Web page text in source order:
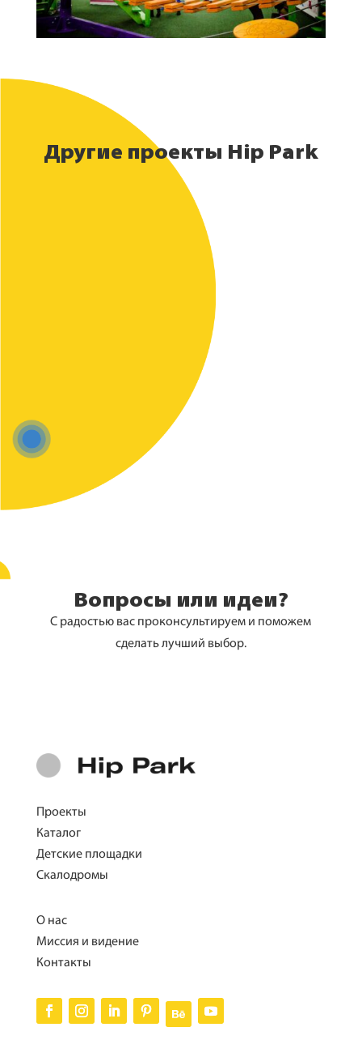
Другие проекты Hip Park
Вопросы или идеи?
С радостью вас проконсультируем и поможем
сделать лучший выбор.
Проекты
Каталог
Детские площадки
Скалодромы
О нас
Миссия и видение
Контакты